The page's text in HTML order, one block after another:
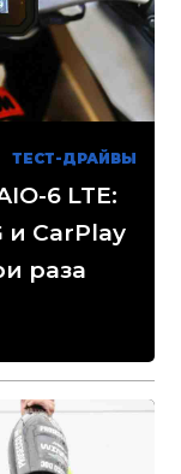
ТЕСТ-ДРАЙВЫ
6 LTE:
и CarPlay
раза